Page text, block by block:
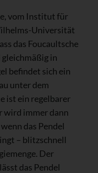
vom Institut für
Universität
das Foucaultsche
in
befindet sich ein
unter dem
ist ein regelbarer
wird immer dann
das Pendel
– blitzschnell
Der
das Pendel